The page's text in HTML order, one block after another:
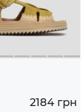
2184 грн